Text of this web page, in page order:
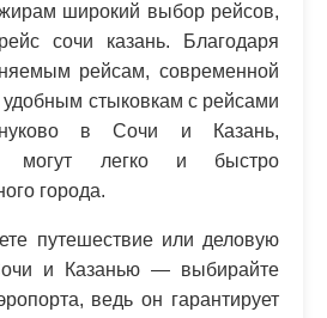
широкий выбор рейсов,
сочи казань. Благодаря
рейсам, современной
удобным стыковкам с рейсами
в Сочи и Казань,
могут легко и быстро
города.
путешествие или деловую
и Казанью — выбирайте
ведь он гарантирует